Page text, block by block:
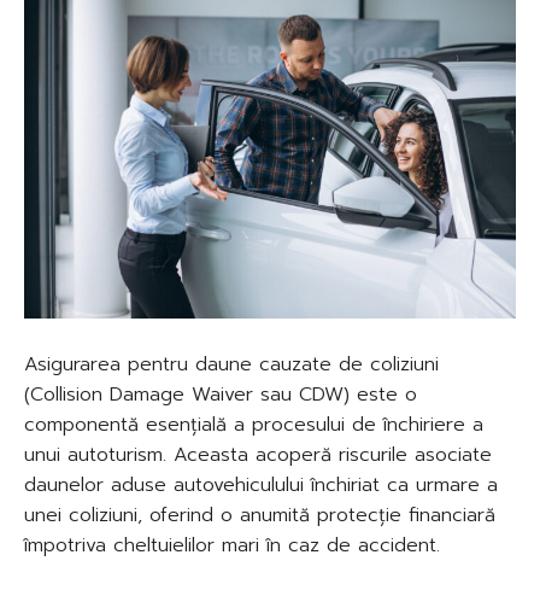
Asigurarea pentru daune cauzate de coliziuni
(Collision Damage Waiver sau CDW) este o
componentă esențială a procesului de închiriere a
unui autoturism. Aceasta acoperă riscurile asociate
daunelor aduse autovehiculului închiriat ca urmare a
unei coliziuni, oferind o anumită protecție financiară
împotriva cheltuielilor mari în caz de accident.